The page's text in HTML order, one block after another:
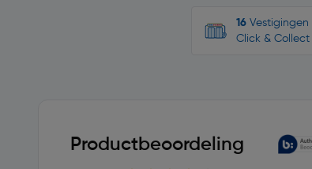
16 Vestigingen
Click & Collect
Productbeoordeling